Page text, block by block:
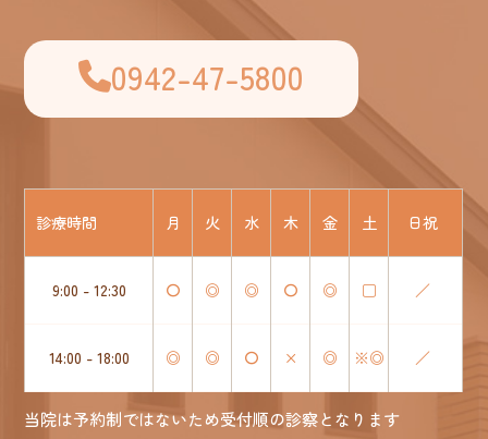
0942-47-5800
診療時間 月 火 水 木 金 土 日祝
9:00 - 12:30 〇 ◎ ◎ 〇 ◎ □ ／
14:00 - 18:00 ◎ ◎ 〇 × ◎ ※◎ ／
当院は予約制ではないため受付順の診察となります